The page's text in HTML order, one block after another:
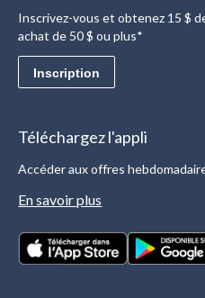
Inscrivez-vous et obtenez 15 $
achat de 50 $ ou plus*
Inscription
Téléchargez l'appli
Accéder aux offres
En savoir plus